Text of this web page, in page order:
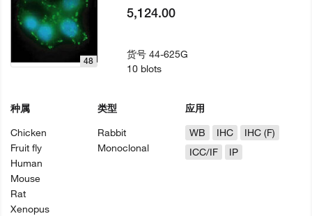
48
种属
Chicken
Fruit fly
Human
Mouse
Rat
Xenopus
类型
Rabbit
Monoclonal
应用
WB
IHC
IHC (F)
ICC/IF
IP
5,124.00
货号44-625G
10 blots